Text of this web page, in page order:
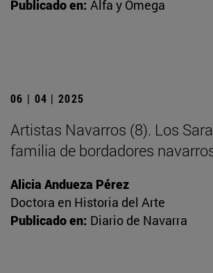
Publicado en: Alfa y Omega
06 | 04 | 2025
Artistas Navarros (8). Los
familia de bordadores
Alicia Andueza Pérez
Doctora en Historia del Arte
Publicado en: Diario de Navarra